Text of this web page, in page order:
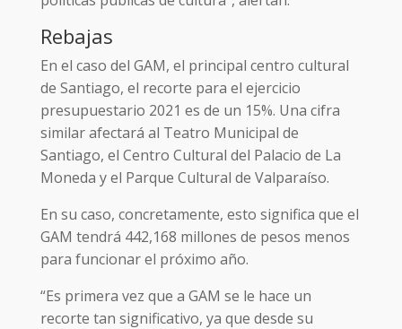
Rebajas
En el caso del GAM, el principal centro cultural
de Santiago, el recorte para el ejercicio
presupuestario 2021 es de un 15%. Una cifra
similar afectará al Teatro Municipal de
Santiago, el Centro Cultural del Palacio de La
Moneda y el Parque Cultural de Valparaíso.
En su caso, concretamente, esto significa que el
GAM tendrá 442,168 millones de pesos menos
para funcionar el próximo año.
“Es primera vez que a GAM se le hace un
recorte tan significativo, ya que desde su